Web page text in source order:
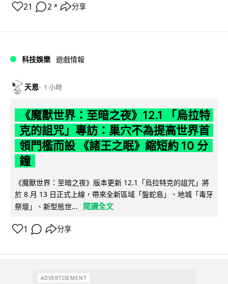
21 2 ↗ 分享
科技娛樂 遊戲情報
天恩 1 小時
《魔獸世界：至暗之夜》12.1 「烏拉特
克的詛咒」專訪：巢穴不為提高世界首
領門檻而設 《諸王之眠》縮短約 10 分
鐘
《魔獸世界：至暗之夜》版本更新 12.1「烏拉特克的詛咒」將
於 8 月 13 日正式上線，帶來全新區域「盤蛇島」、地城「毒牙
祭壇」、新型態世...
閱讀全文
1 分享
ADVERTISEMENT